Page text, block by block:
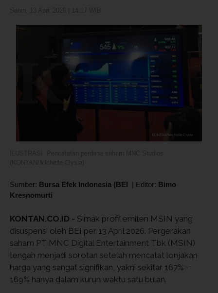
Sumber: Bursa Efek Indonesia (BEI | Editor: Bimo
Kresnomurti
KONTAN.CO.ID - Simak profil emiten MSIN yang
disuspensi oleh BEI per 13 April 2026. Pergerakan
saham PT MNC Digital Entertainment Tbk (MSIN)
tengah menjadi sorotan setelah mencatat lonjakan
harga yang sangat signifikan, yakni sekitar 167%–
169% hanya dalam kurun waktu satu bulan.